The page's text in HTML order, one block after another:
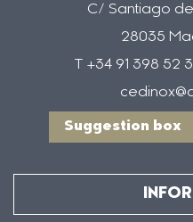
C/ Santiago
28035
T +34 91 398 52
Suggestion box